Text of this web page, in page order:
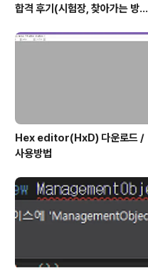
합격 후기(시험장, 찾아가는 방법,
Hex editor(HxD) 다운로드 /
사용방법